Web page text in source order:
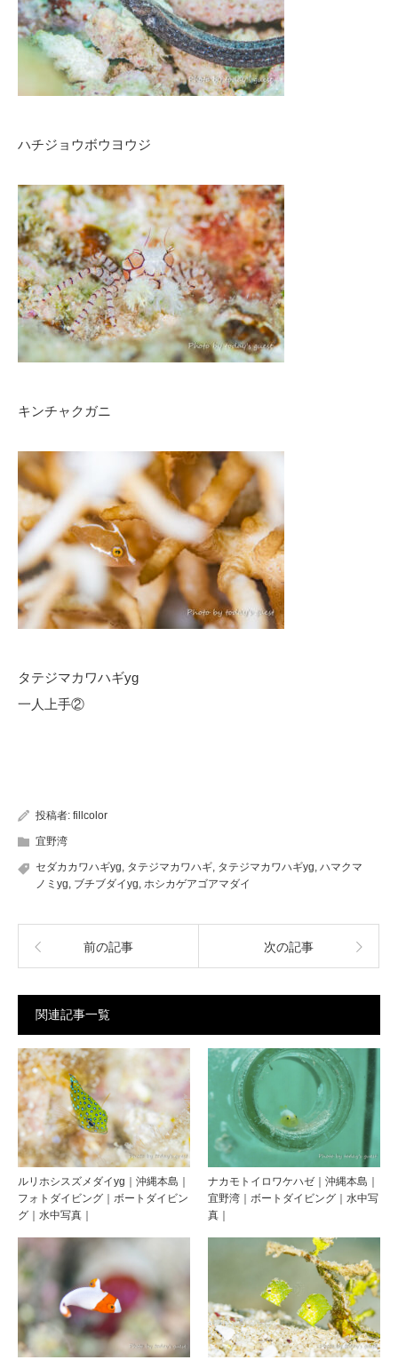
ハチジョウボウヨウジ
キンチャクガニ
タテジマカワハギyg
一人上手②
投稿者: fillcolor
宜野湾
セダカカワハギyg タテジマカワハギ タテジマカワハギyg ハマクマ
ノミyg ブチブダイyg ホシカゲアゴアマダイ
前の記事 次の記事
関連記事一覧
ルリホシスズメダイyg｜沖縄本島｜
フォトダイビング｜ボートダイビン
グ｜水中写真｜
ナカモトイロワケハゼ｜沖縄本島｜
宜野湾｜ボートダイビング｜水中写
真｜